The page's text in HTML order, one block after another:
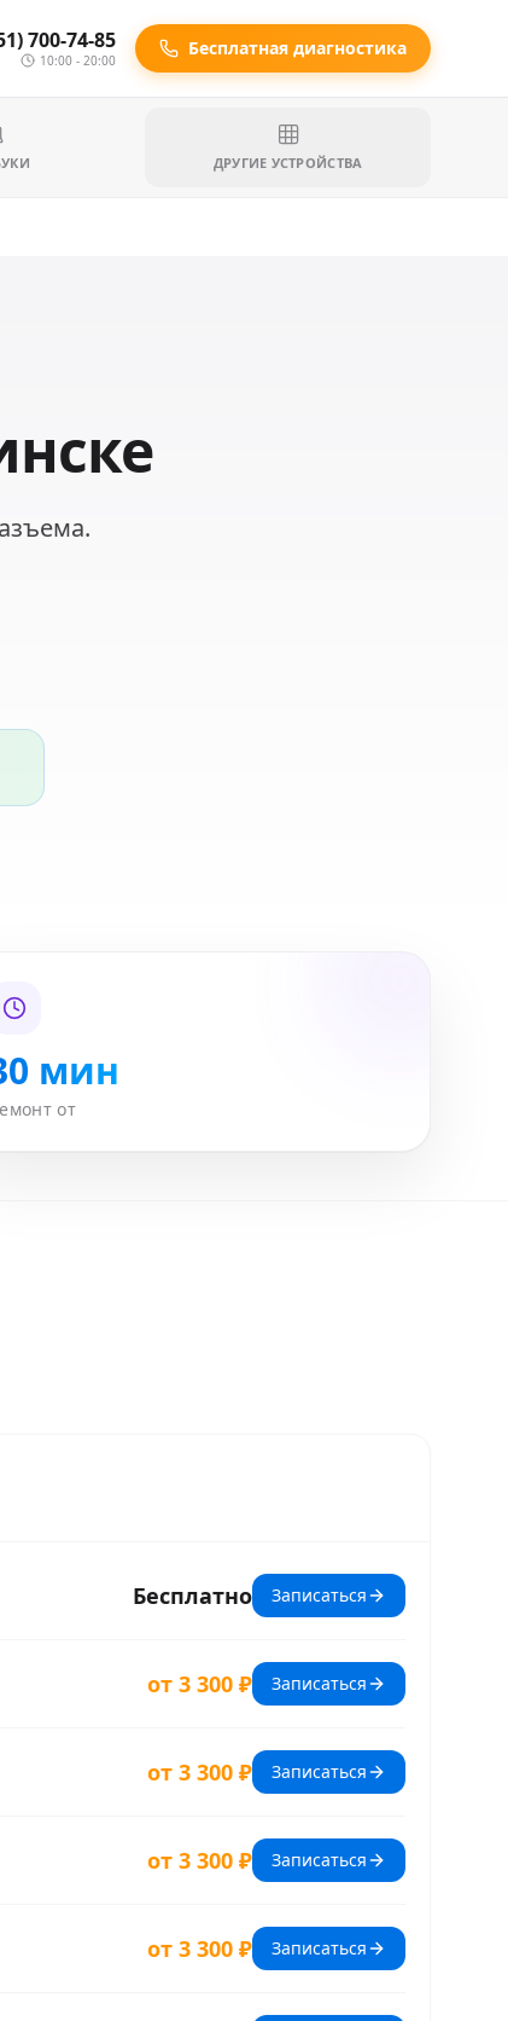
700-74-85
10:00 - 20:00
Бесплатная диагностика
ДРУГИЕ УСТРОЙСТВА
мин
от
Бесплатно Записаться
от 3 300 ₽ Записаться
от 3 300 ₽ Записаться
от 3 300 ₽ Записаться
от 3 300 ₽ Записаться